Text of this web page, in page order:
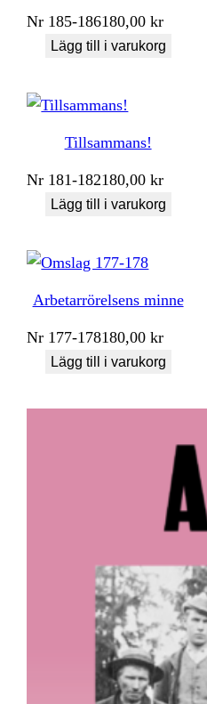
Nr 185-186180,00kr
Lägg till i varukorg
Tillsammans!
Nr 181-182180,00kr
Lägg till i varukorg
Arbetarrörelsens minne
Nr 177-178180,00kr
Lägg till i varukorg